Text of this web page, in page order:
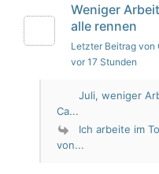
Weniger
alle rennen
Letzter Beitrag von
vor 17 Stunden
Juli, weniger
Ca...
Ich arbeite im
von...